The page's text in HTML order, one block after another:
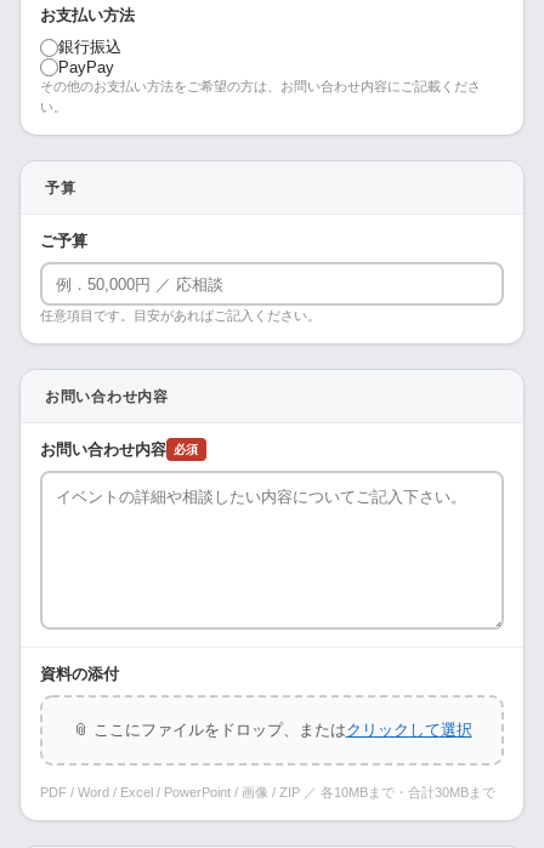
お支払い方法
銀行振込
PayPay
その他のお支払い方法をご希望の方は、お問い合わせ内容にご記載くださ
い。
予算
ご予算
任意項目です。目安があればご記入ください。
お問い合わせ内容
お問い合わせ内容 必須
資料の添付
📎 ここにファイルをドロップ、またはクリックして選択
PDF / Word / Excel / PowerPoint / 画像 / ZIP ／ 各10MBまで・合計30MBまで